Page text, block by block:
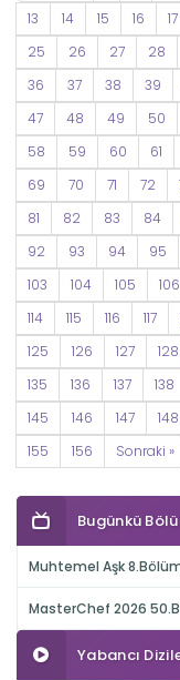
13
14 15 16 17
25
26 27 28
36
37 38 39
47
48 49 50
58
59 60 61
69
70 71 72
81
82 83 84
92
93 94 95
103
104 105 106
114
115 116 117
125
126 127 128
135
136 137 138
145
146 147 148
155
156 Sonraki »
Bugünkü
Muhtemel Aşk
MasterChef 2026
Yabancı